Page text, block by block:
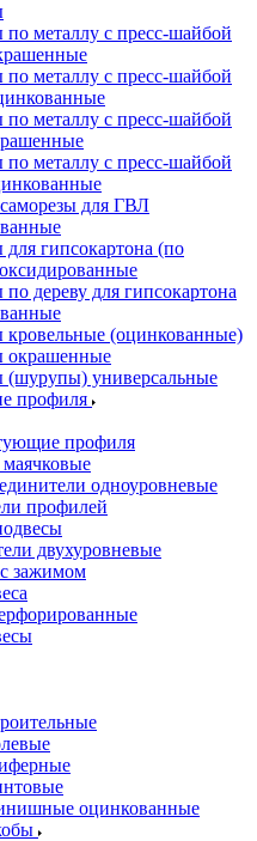
по металлу с пресс-шайбой
по металлу с пресс-шайбой
по металлу с пресс-шайбой
по металлу с пресс-шайбой
для ГВЛ
гипсокартона (по
дереву для гипсокартона
кровельные (оцинкованные)
окрашенные
(шурупы) универсальные
профиля
профиля
одноуровневые
профилей
двухуровневые
зажимом
оцинкованные